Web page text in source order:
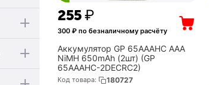
‍255‍₽
300 ₽ по безналичному расчёту
Аккумулятор GP 65AAAHC AAA
NiMH 650mAh (2шт) (GP
65AAAHC-2DECRC2)
Код товара: 180727